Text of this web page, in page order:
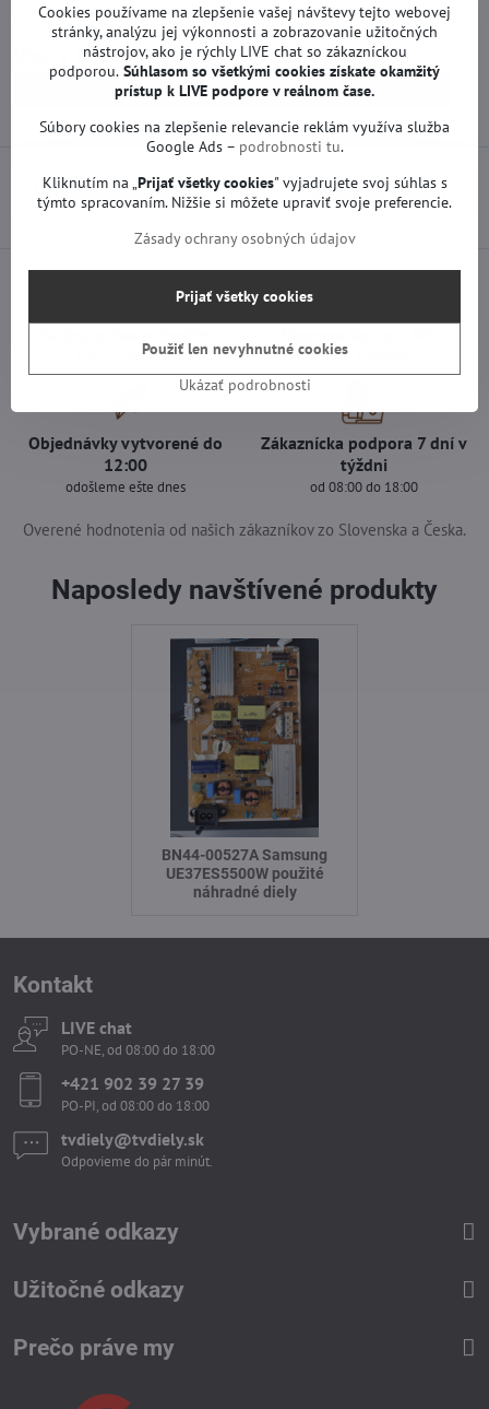
pomôžeme.
Viac z kategórie
Náhradné diely | Samsung TV Zdroje | Samsung TV
Predchádzajúci produkt Nasledujúci produkt
ihneď a zadarmo nad 60 € zadarmo
Objednávky vytvorené do
12:00
odošleme ešte dnes
Zákaznícka podpora 7 dní v
týždni
od 08:00 do 18:00
Overené hodnotenia od našich zákazníkov zo Slovenska a Česka.
Naposledy navštívené produkty
BN44-00527A Samsung
UE37ES5500W použité
náhradné diely
Kontakt
LIVE chat
PO-NE, od 08:00 do 18:00
+421 902 39 27 39
PO-PI, od 08:00 do 18:00
tvdiely​​@tvdiely​​.sk
Odpovieme do pár minút.
Vybrané odkazy
Užitočné odkazy
Prečo práve my
Cookies používame na zlepšenie vašej návštevy tejto webovej
stránky, analýzu jej výkonnosti a zobrazovanie užitočných
nástrojov, ako je rýchly LIVE chat so zákazníckou
podporou. Súhlasom so všetkými cookies získate okamžitý
prístup k LIVE podpore v reálnom čase.
Súbory cookies na zlepšenie relevancie reklám využíva služba
Google Ads – podrobnosti tu.
Kliknutím na „ Prijať všetky cookies" vyjadrujete svoj súhlas s
týmto spracovaním. Nižšie si môžete upraviť svoje preferencie.
Zásady ochrany osobných údajov
Ukázať podrobnosti
Prijať všetky cookies
Použiť len nevyhnutné cookies